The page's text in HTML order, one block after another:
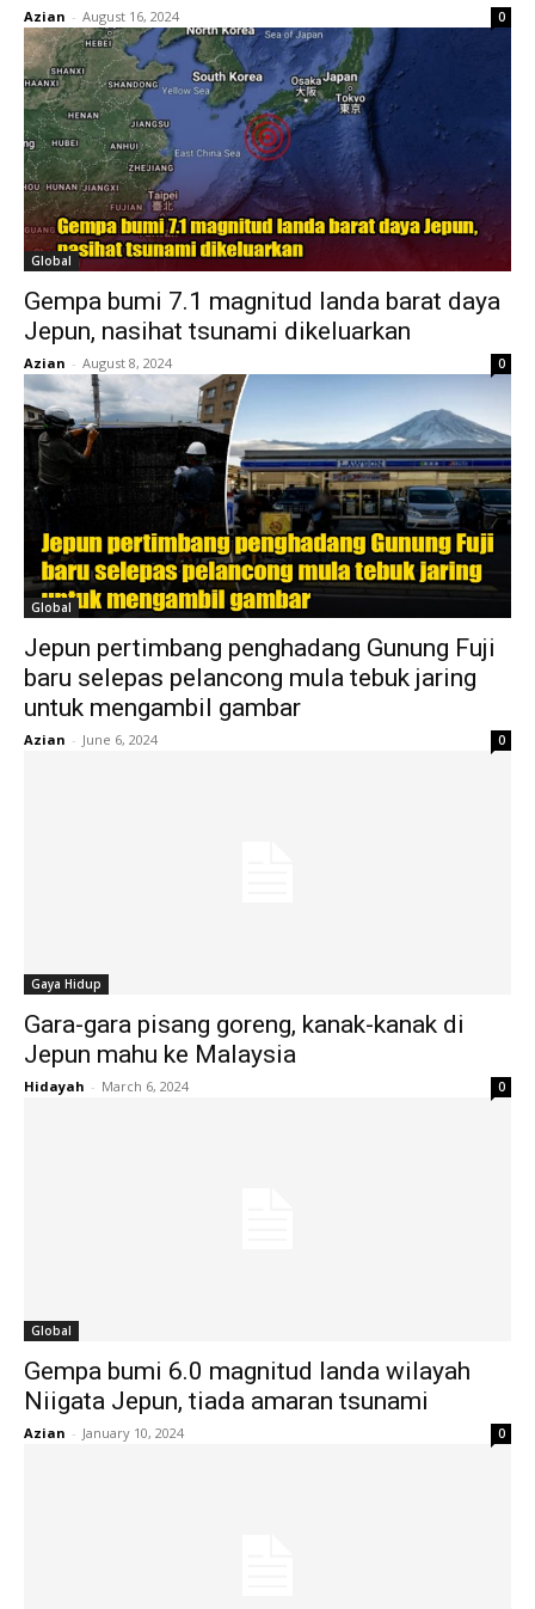
Azian - August 16, 2024 0
Global
Gempa bumi 7.1 magnitud landa barat daya
Jepun, nasihat tsunami dikeluarkan
Azian - August 8, 2024 0
Global
Jepun pertimbang penghadang Gunung Fuji
baru selepas pelancong mula tebuk jaring
untuk mengambil gambar
Azian - June 6, 2024 0
Gaya Hidup
Gara-gara pisang goreng, kanak-kanak di
Jepun mahu ke Malaysia
Hidayah - March 6, 2024 0
Global
Gempa bumi 6.0 magnitud landa wilayah
Niigata Jepun, tiada amaran tsunami
Azian - January 10, 2024 0